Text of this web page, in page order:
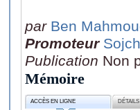
par Ben
Promoteur
Publication Non
Mémoire
ACCÈS EN LIGNE DÉTAILS